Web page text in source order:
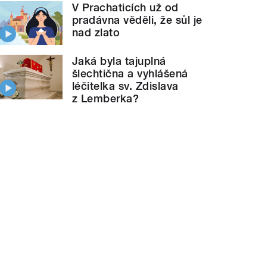
V Prachaticích už od
pradávna věděli, že sůl je
nad zlato
Jaká byla tajuplná
šlechtična a vyhlášená
léčitelka sv. Zdislava
z Lemberka?